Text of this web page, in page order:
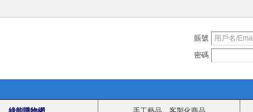
賬號
密碼